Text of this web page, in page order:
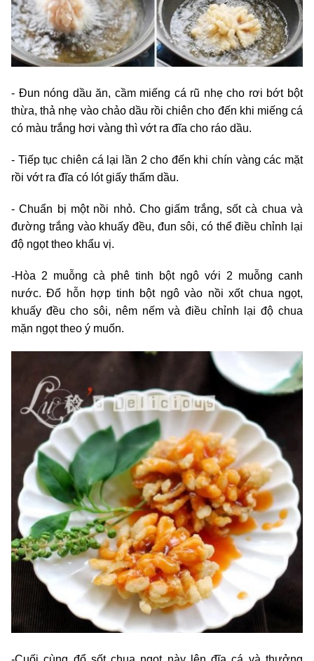
- Đun nóng dầu ăn, cầm miếng cá rũ nhẹ cho rơi bớt bột
thừa, thả nhẹ vào chảo dầu rồi chiên cho đến khi miếng cá
có màu trắng hơi vàng thì vớt ra đĩa cho ráo dầu.
- Tiếp tục chiên cá lại lần 2 cho đến khi chín vàng các mặt
rồi vớt ra đĩa có lót giấy thấm dầu.
- Chuẩn bị một nồi nhỏ. Cho giấm trắng, sốt cà chua và
đường trắng vào khuấy đều, đun sôi, có thể điều chỉnh lại
độ ngọt theo khẩu vị.
-Hòa 2 muỗng cà phê tinh bột ngô với 2 muỗng canh
nước. Đổ hỗn hợp tinh bột ngô vào nồi xốt chua ngọt,
khuấy đều cho sôi, nêm nếm và điều chỉnh lại độ chua
mặn ngọt theo ý muốn.